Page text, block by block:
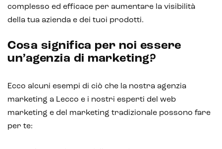
complesso ed efficace per aumentare la visibilità
della tua azienda e dei tuoi prodotti.
Cosa significa per noi essere
un’agenzia di marketing?
Ecco alcuni esempi di ciò che la nostra agenzia
marketing a Lecco e i nostri esperti del web
marketing e del marketing tradizionale possono fare
per te: